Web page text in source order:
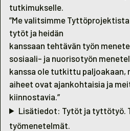
tutkimukselle.
”Me valitsimme
tytöt ja heidän
kanssaan tehtävän työn
sosiaali- ja nuorisotyön
kanssa ole tutkittu paljoakaan,
aiheet ovat ajankohtaisia ja
kiinnostavia.”
Lisätiedot: Tytöt ja tyttötyö.
työmenetelmät.